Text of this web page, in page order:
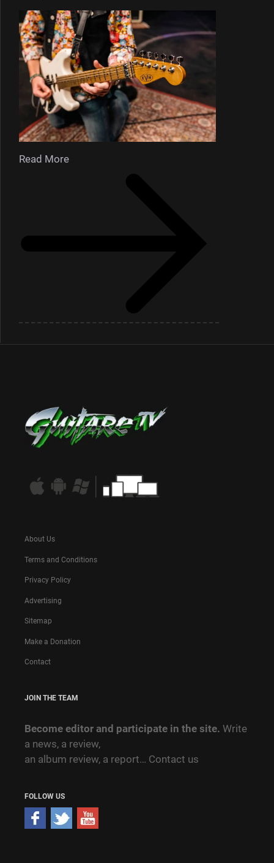
Read More
About Us
Terms and Conditions
Privacy Policy
Advertising
Sitemap
Make a Donation
Contact
JOIN THE TEAM
Become editor and participate in the site. Write
a news, a review,
an album review, a report… Contact us
FOLLOW US